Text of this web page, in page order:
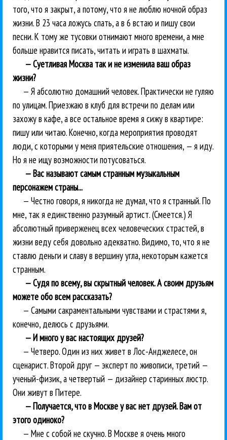
того, что я закрыт, а потому, что я не люблю ночной образ
жизни. В 23 часа ложусь спать, а в 6 встаю и пишу свои
песни. К тому же тусовки отнимают много времени, а мне
больше нравится писать, читать и играть в шахматы.
— Суетливая Москва так и не изменила ваш образ
жизни?
— Я абсолютно домашний человек. Практически не гуляю
по улицам. Приезжаю в клуб для встречи по делам или
захожу в кафе, а все остальное время я сижу в квартире:
пишу или читаю. Конечно, когда мероприятия проводят
люди, с которыми у меня приятельские отношения, — я иду.
Но я не ищу возможности потусоваться.
— Вас называют самым странным музыкальным
персонажем страны...
— Честно говоря, я никогда не думал, что я странный. По
мне, так я единственно разумный артист. (Смеется.) Я
абсолютный приверженец всех человеческих страстей, в
жизни веду себя довольно адекватно. Видимо, то, что я не
ставлю деньги и славу в вершину угла, некоторым кажется
странным.
— Судя по всему, вы скрытный человек. А своим друзьям
можете обо всем рассказать?
— Самыми сакраментальными чувствами и страстями я,
конечно, делюсь с друзьями.
— И много у вас настоящих друзей?
— Четверо. Один из них живет в Лос-Анджелесе, он
сценарист. Второй друг — эксперт по живописи, третий —
ученый-физик, а четвертый — дизайнер старинных люстр.
Они живут в Питере.
— Получается, что в Москве у вас нет друзей. Вам от
этого одиноко?
— Мне с собой не скучно. В Москве я очень много